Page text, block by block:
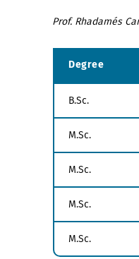
Prof. Rhadamés
Degree
B.Sc.
M.Sc.
M.Sc.
M.Sc.
M.Sc.